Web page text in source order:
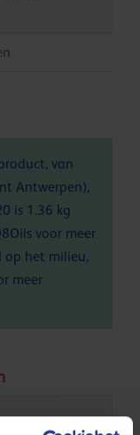
van
Antwerpen),
is 1.36 kg
voor meer
op het milieu,
meer